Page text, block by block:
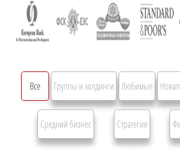
Все Группы и холдинги Любимые
Средний бизнес Стратегия